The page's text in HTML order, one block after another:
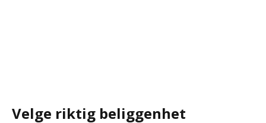
Velge riktig beliggenhet